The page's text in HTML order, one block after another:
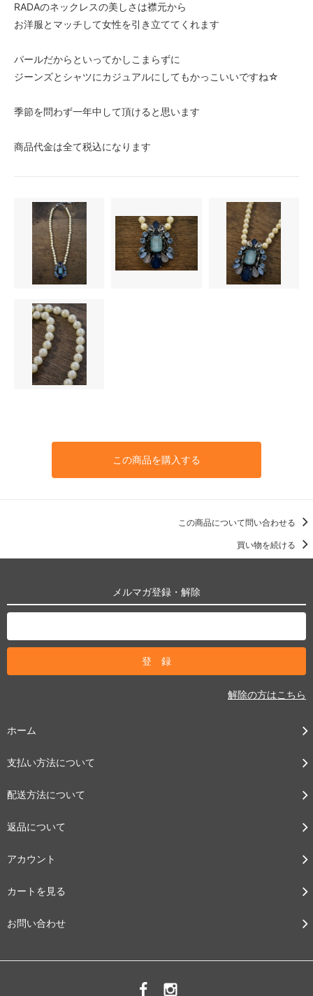
RADAのネックレスの美しさは襟元から
お洋服とマッチして女性を引き立ててくれます
パールだからといってかしこまらずに
ジーンズとシャツにカジュアルにしてもかっこいいですね☆
季節を問わず一年中して頂けると思います
商品代金は全て税込になります
この商品を購入する
この商品について問い合わせる
買い物を続ける
メルマガ登録・解除
解除の方はこちら
ホーム
支払い方法について
配送方法について
返品について
アカウント
カートを見る
お問い合わせ